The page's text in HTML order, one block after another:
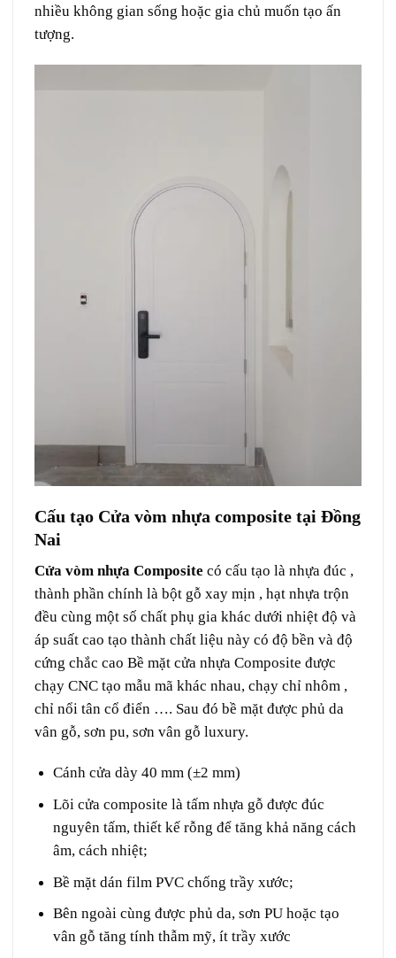
nhiều không gian sống hoặc gia chủ muốn tạo ấn
tượng.
Cấu tạo Cửa vòm nhựa composite tại Đồng
Nai
Cửa vòm nhựa Composite có cấu tạo là nhựa đúc ,
thành phần chính là bột gỗ xay mịn , hạt nhựa trộn
đều cùng một số chất phụ gia khác dưới nhiệt độ và
áp suất cao tạo thành chất liệu này có độ bền và độ
cứng chắc cao Bề mặt cửa nhựa Composite được
chạy CNC tạo mẫu mã khác nhau, chạy chỉ nhôm ,
chỉ nổi tân cổ điển …. Sau đó bề mặt được phủ da
vân gỗ, sơn pu, sơn vân gỗ luxury.
Cánh cửa dày 40 mm (±2 mm)
Lõi cửa composite là tấm nhựa gỗ được đúc
nguyên tấm, thiết kế rỗng để tăng khả năng cách
âm, cách nhiệt;
Bề mặt dán film PVC chống trầy xước;
Bên ngoài cùng được phủ da, sơn PU hoặc tạo
vân gỗ tăng tính thẫm mỹ, ít trầy xước